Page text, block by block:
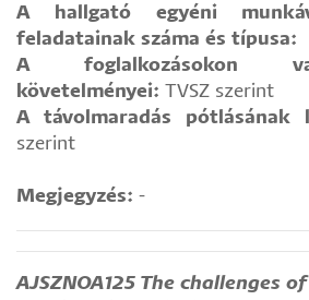
A hallgató egyéni
feladatainak száma és típusa:
A foglalkozásokon
követelményei: TVSZ szerint
A távolmaradás pótlásának
szerint
Megjegyzés: -
AJSZNOA125 The challenges